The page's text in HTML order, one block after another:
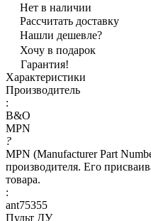
Нет в наличии
Рассчитать доставку
Нашли дешевле?
Хочу в подарок
Гарантия!
Характеристики
Производитель
:
B&O
MPN
?
MPN (Manufacturer Part
производителя. Его
товара.
:
ant75355
Пульт ДУ